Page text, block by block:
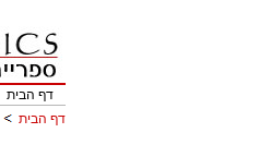
דף הבית
דף הבית